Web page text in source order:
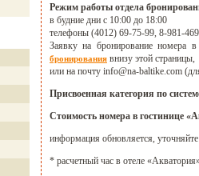
Режим работы отдела
в будние дни с 10:00 до 18:00
телефоны (4012) 69-75-99, 8-981-
Заявку на бронирование номера
бронирования внизу этой страницы,
или на почту info@na-baltike.com
Присвоенная категория по
Стоимость номера в гостинице
информация обновляется,
* расчетный час в отеле